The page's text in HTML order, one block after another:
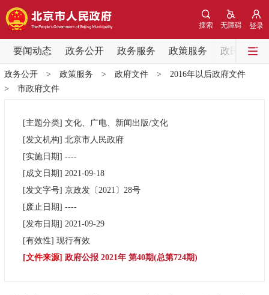
登录
无障碍
搜索
要闻动态 政务公开 政务服务 政策服务 政民互动
要闻动态
党中央精神 国务院信息 中央部委动态
各区热点
市领导
决策公开 专题公开
政务公开> 政策服务 > 政府文件> 2016年以后政府文件
> 市政府文件
[主题分类] 文化、广电、新闻出版/文化
[发文机构] 北京市人民政府
[实施日期] ----
[成文日期] 2021-09-18
[发文字号] 京政发〔2021〕 28号
[废止日期] ----
[发布日期] 2021-09-29
[有效性] 现行有效
[文件来源] 政府公报 2021年 第40期(总第724期)